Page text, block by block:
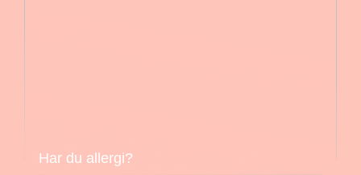
Har du allergi?